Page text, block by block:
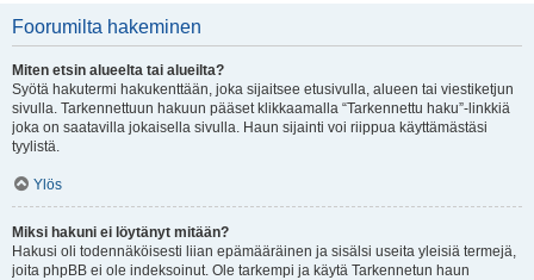
Foorumilta hakeminen
Miten etsin alueelta tai alueilta?
Syötä hakutermi hakukenttään, joka sijaitsee etusivulla, alueen tai viestiketjun
sivulla. Tarkennettuun hakuun pääset klikkaamalla “Tarkennettu haku”-linkkiä
joka on saatavilla jokaisella sivulla. Haun sijainti voi riippua käyttämästäsi
tyylistä.
Ylös
Miksi hakuni ei löytänyt mitään?
Hakusi oli todennäköisesti liian epämääräinen ja sisälsi useita yleisiä termejä,
joita phpBB ei ole indeksoinut. Ole tarkempi ja käytä Tarkennetun haun